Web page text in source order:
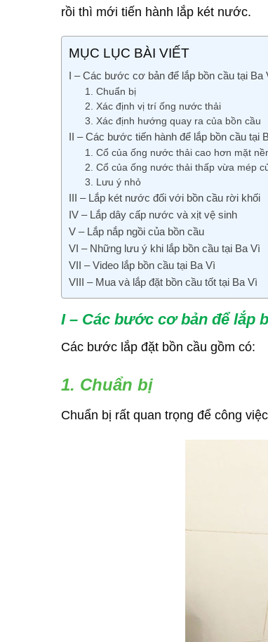
rồi thì mới tiến hành lắp két nước.
MỤC LỤC BÀI VIẾT
I – Các bước cơ bản để lắp bồn cầu tại Ba
1. Chuẩn bị
2. Xác định vị trí ống nước thải
3. Xác định hướng quay ra của bồn cầu
II – Các bước tiến hành để lắp bồn cầu tại
1. Cổ của ống nước thải cao hơn mặt
2. Cổ của ống nước thải thấp vừa mép
3. Lưu ý nhỏ
III – Lắp két nước đối với bồn cầu rời khối
IV – Lắp dây cấp nước và xịt vệ sinh
V – Lắp nắp ngồi của bồn cầu
VI – Những lưu ý khi lắp bồn cầu tại Ba Vì
VII – Video lắp bồn cầu tại Ba Vì
VIII – Mua và lắp đặt bồn cầu tốt tại Ba Vì
I – Các bước cơ bản để lắp
Các bước lắp đặt bồn cầu gồm có:
1. Chuẩn bị
Chuẩn bị rất quan trọng để công